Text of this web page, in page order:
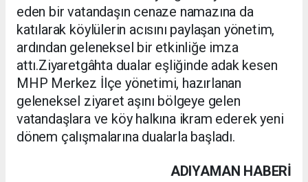
eden bir vatandaşın cenaze namazına da
katılarak köylülerin acısını paylaşan yönetim,
ardından geleneksel bir etkinliğe imza
attı.Ziyaretgâhta dualar eşliğinde adak kesen
MHP Merkez İlçe yönetimi, hazırlanan
geleneksel ziyaret aşını bölgeye gelen
vatandaşlara ve köy halkına ikram ederek yeni
dönem çalışmalarına dualarla başladı.
ADIYAMAN HABERİ